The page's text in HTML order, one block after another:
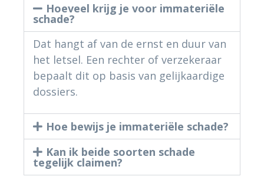
Hoeveel krijg je voor immateriële
schade?
Dat hangt af van de ernst en duur van
het letsel. Een rechter of verzekeraar
bepaalt dit op basis van gelijkaardige
dossiers.
Hoe bewijs je immateriële schade?
Kan ik beide soorten schade
tegelijk claimen?